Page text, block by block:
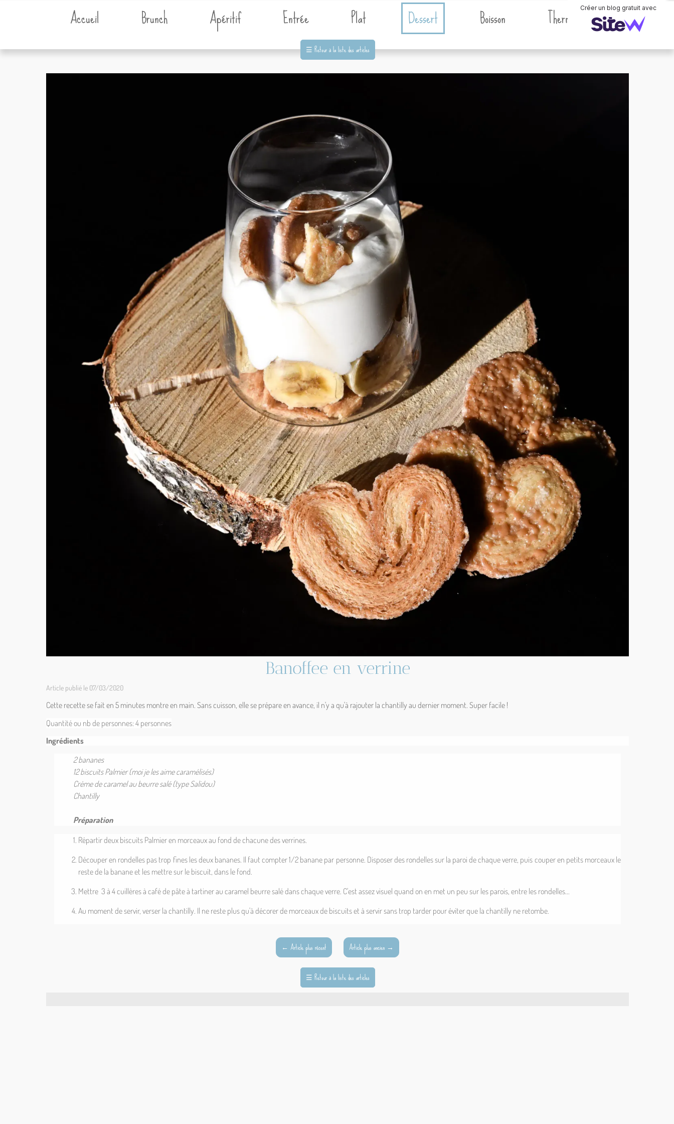
Créer un blog gratuit avec
Accueil Brunch Apéritif Entrée Plat Dessert Boisson Thermomix . .
☰Retour à la liste des articles
Banoffee en verrine
Article publié le 07/03/2020
Cette recette se fait en 5 minutes montre en main. Sans cuisson, elle se prépare en avance, il n'y a qu'à rajouter la chantilly au dernier moment. Super facile !
Quantité ou nb de personnes: 4 personnes
Ingrédients
2 bananes
12 biscuits Palmier (moi je les aime caramélisés)
Crème de caramel au beurre salé (type Salidou)
Chantilly
Préparation
Répartir deux biscuits Palmier en morceaux au fond de chacune des verrines.
Découper en rondelles pas trop fines les deux bananes. Il faut compter 1/2 banane par personne. Disposer des rondelles sur la paroi de chaque verre, puis couper en petits morceaux le
reste de la banane et les mettre sur le biscuit, dans le fond.
Mettre 3 à 4 cuillères à café de pâte à tartiner au caramel beurre salé dans chaque verre. C'est assez visuel quand on en met un peu sur les parois, entre les rondelles...
Au moment de servir, verser la chantilly. Il ne reste plus qu'à décorer de morceaux de biscuits et à servir sans trop tarder pour éviter que la chantilly ne retombe.
← Article plus récent Article plus ancien →
☰Retour à la liste des articles